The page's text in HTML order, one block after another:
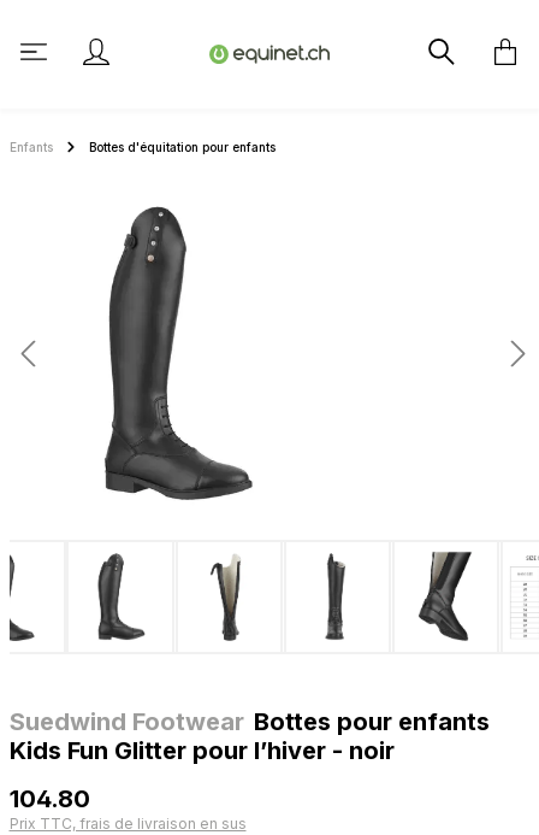
Enfants Bottes d'équitation pour enfants
Suedwind Footwear Bottes pour enfants
Kids Fun Glitter pour l’hiver - noir
104.80
Prix TTC, frais de livraison en sus